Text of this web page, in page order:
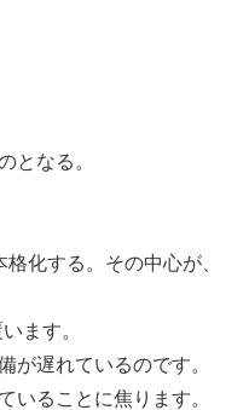
となる。
化する。その中心が、
ます。
が遅れているのです。
いることに焦ります。